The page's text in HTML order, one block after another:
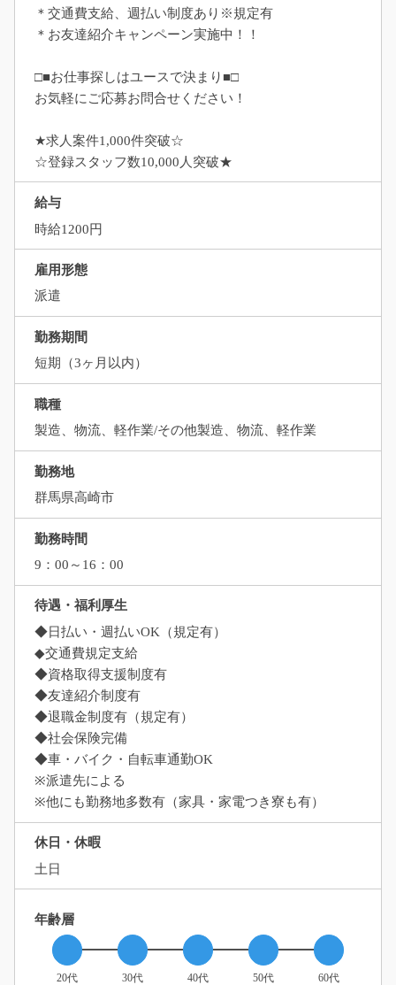
＊交通費支給、週払い制度あり※規定有
＊お友達紹介キャンペーン実施中！！
□■お仕事探しはユースで決まり■□
お気軽にご応募お問合せください！
★求人案件1,000件突破☆
☆登録スタッフ数10,000人突破★
給与
時給1200円
雇用形態
派遣
勤務期間
短期（3ヶ月以内）
職種
製造、物流、軽作業/その他製造、物流、軽作業
勤務地
群馬県高崎市
勤務時間
9：00～16：00
待遇・福利厚生
◆日払い・週払いOK（規定有）
◆交通費規定支給
◆資格取得支援制度有
◆友達紹介制度有
◆退職金制度有（規定有）
◆社会保険完備
◆車・バイク・自転車通勤OK
※派遣先による
※他にも勤務地多数有（家具・家電つき寮も有）
休日・休暇
土日
年齢層
20代 30代 40代 50代 60代